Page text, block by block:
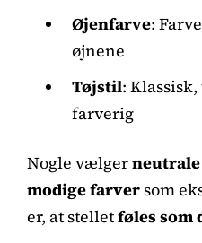
Øjenfarve:
øjnene
Tøjstil:
farverig
Nogle vælger
modige farversom
er, at stelletføles som